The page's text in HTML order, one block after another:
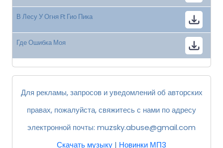
В Лесу У Огня Ft Гио Пика
Где Ошибка Моя
Для рекламы, запросов и уведомлений об авторских
правах, пожалуйста, свяжитесь с нами по адресу
электронной почты: muzsky.abuse@gmail.com
Скачать музыку | Новинки МП3